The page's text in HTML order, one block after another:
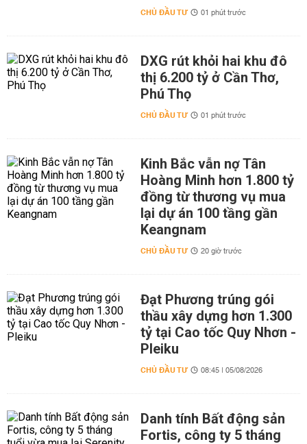
CHỦ ĐẦU TƯ 01 phút trước
DXG rút khỏi hai khu đô
thị 6.200 tỷ ở Cần Thơ,
Phú Thọ
CHỦ ĐẦU TƯ 01 phút trước
Kinh Bắc vẫn nợ Tân
Hoàng Minh hơn 1.800 tỷ
đồng từ thương vụ mua
lại dự án 100 tầng gần
Keangnam
CHỦ ĐẦU TƯ 20 giờ trước
Đạt Phương trúng gói
thầu xây dựng hơn 1.300
tỷ tại Cao tốc Quy Nhơn -
Pleiku
CHỦ ĐẦU TƯ 08:45 | 05/08/2026
Danh tính Bất động sản
Fortis, công ty 5 tháng